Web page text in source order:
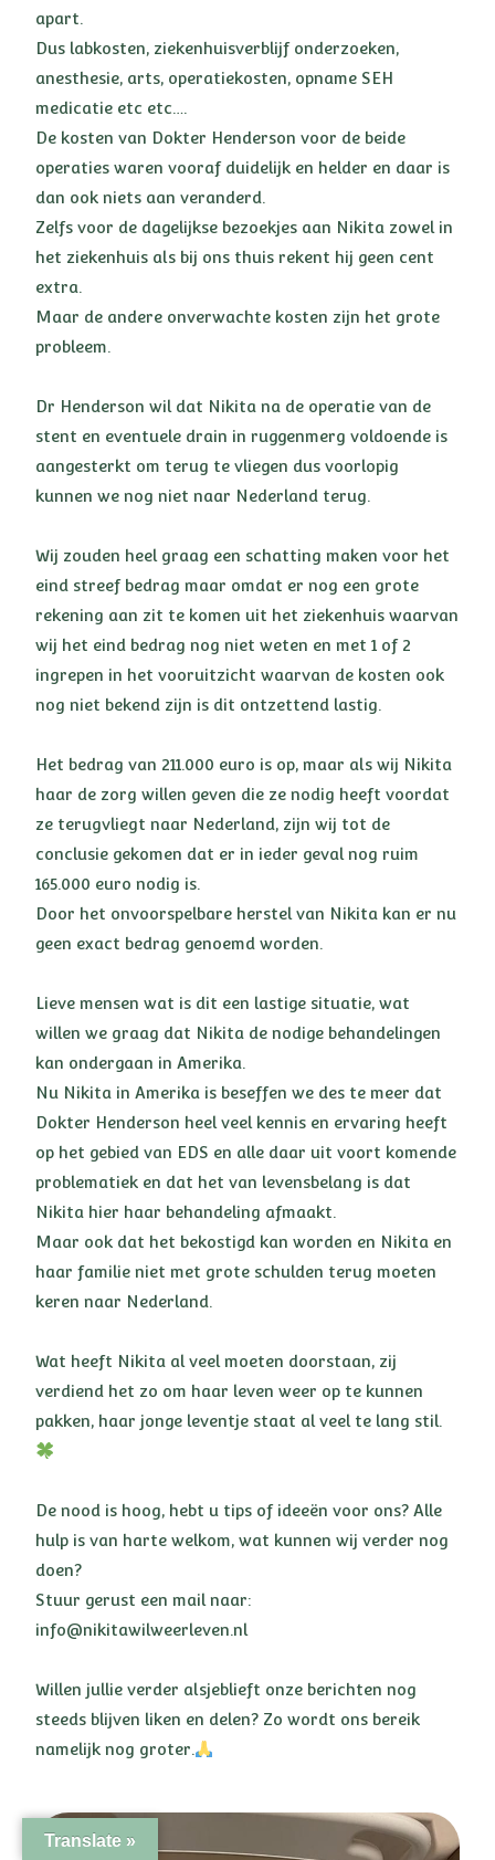
apart.
Dus labkosten, ziekenhuisverblijf onderzoeken,
anesthesie, arts, operatiekosten, opname SEH
medicatie etc etc….
De kosten van Dokter Henderson voor de beide
operaties waren vooraf duidelijk en helder en daar is
dan ook niets aan veranderd.
Zelfs voor de dagelijkse bezoekjes aan Nikita zowel in
het ziekenhuis als bij ons thuis rekent hij geen cent
extra.
Maar de andere onverwachte kosten zijn het grote
probleem.
Dr Henderson wil dat Nikita na de operatie van de
stent en eventuele drain in ruggenmerg voldoende is
aangesterkt om terug te vliegen dus voorlopig
kunnen we nog niet naar Nederland terug.
Wij zouden heel graag een schatting maken voor het
eind streef bedrag maar omdat er nog een grote
rekening aan zit te komen uit het ziekenhuis waarvan
wij het eind bedrag nog niet weten en met 1 of 2
ingrepen in het vooruitzicht waarvan de kosten ook
nog niet bekend zijn is dit ontzettend lastig.
Het bedrag van 211.000 euro is op, maar als wij Nikita
haar de zorg willen geven die ze nodig heeft voordat
ze terugvliegt naar Nederland, zijn wij tot de
conclusie gekomen dat er in ieder geval nog ruim
165.000 euro nodig is.
Door het onvoorspelbare herstel van Nikita kan er nu
geen exact bedrag genoemd worden.
Lieve mensen wat is dit een lastige situatie, wat
willen we graag dat Nikita de nodige behandelingen
kan ondergaan in Amerika.
Nu Nikita in Amerika is beseffen we des te meer dat
Dokter Henderson heel veel kennis en ervaring heeft
op het gebied van EDS en alle daar uit voort komende
problematiek en dat het van levensbelang is dat
Nikita hier haar behandeling afmaakt.
Maar ook dat het bekostigd kan worden en Nikita en
haar familie niet met grote schulden terug moeten
keren naar Nederland.
Wat heeft Nikita al veel moeten doorstaan, zij
verdiend het zo om haar leven weer op te kunnen
pakken, haar jonge leventje staat al veel te lang stil.
De nood is hoog, hebt u tips of ideeën voor ons? Alle
hulp is van harte welkom, wat kunnen wij verder nog
doen?
Stuur gerust een mail naar:
info@nikitawilweerleven.nl
Willen jullie verder alsjeblieft onze berichten nog
steeds blijven liken en delen? Zo wordt ons bereik
namelijk nog groter.
Translate »